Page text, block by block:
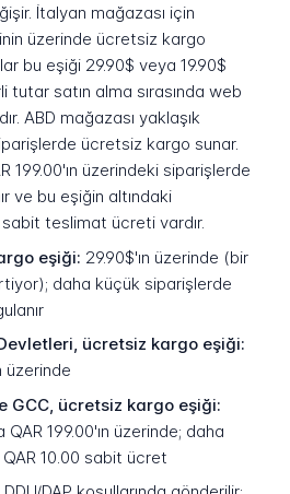
İtalyan mağazası için
üzerinde ücretsiz kargo
bu eşiği 29.90$ veya 19.90$
satın alma sırasında web
ABD mağazası yaklaşık
ücretsiz kargo sunar.
199.00'ın üzerindeki siparişlerde
ve bu eşiğin altındaki
teslimat ücreti vardır.
eşiği: 29.90$'ın üzerinde (bir
daha küçük siparişlerde
ücretsiz kargo eşiği:
üzerinde
GCC, ücretsiz kargo eşiği:
QAR 199.00'ın üzerinde; daha
10.00 sabit ücret